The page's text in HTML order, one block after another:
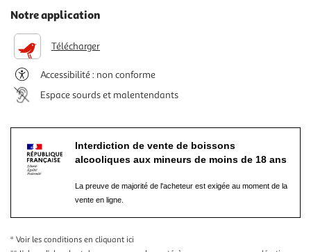
Notre application
Télécharger
Accessibilité : non conforme
Espace sourds et malentendants
Interdiction de vente de boissons
alcooliques aux mineurs de moins de 18 ans
La preuve de majorité de l'acheteur est exigée au moment de la
vente en ligne.
* Voir les conditions en cliquant ici